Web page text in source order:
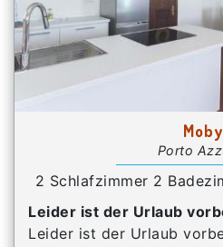
Moby
Porto
2 Schlafzimmer 2
Leider ist der Urlaub
Leider ist der Urlaub